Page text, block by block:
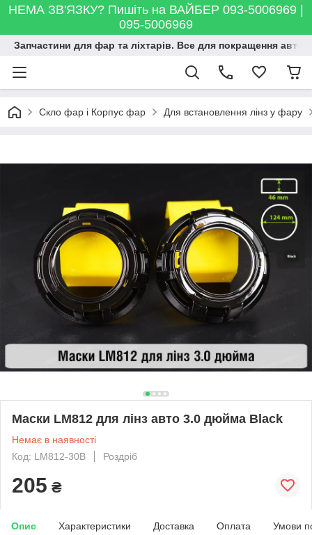
НЕМА ЗВ'ЯЗКУ? Пишіть на ВАЙБЕР 093-5006969 |
095-5006969
Запчастини для фар та ліхтарів. Все для покращення
Скло фар і Корпус фар Для встановлення лінз у фару
Маски LM812 для лінз авто 3.0 дюйма Black
Немає в наявності
Код: LM812-30B
Роздріб
205 ₴
Опис Характеристики Доставка Оплата Умови